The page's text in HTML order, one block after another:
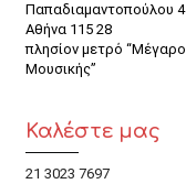
Παπαδιαμαντοπούλου 4
Αθήνα 115 28
πλησίον μετρό “Μέγαρο
Μουσικής”
Καλέστε μας
21 3023 7697